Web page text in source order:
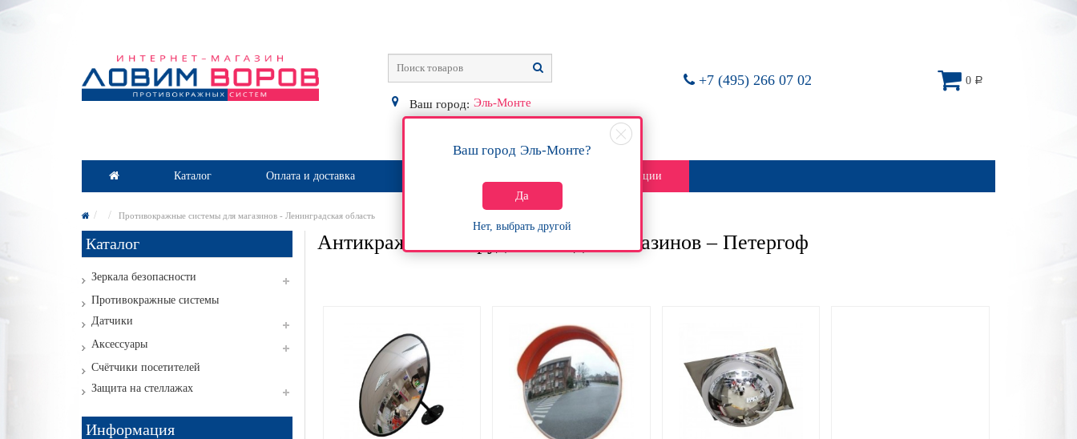
+7 (495) 266 07 02
Ваш город: Эль-Монте
Ваш город Эль-Монте?
Да
Нет, выбрать другой
0 Р
Каталог Оплата и доставка Акции
Противокражные системы для магазинов - Ленинградская область
Каталог
Зеркала безопасности
Противокражные системы
Датчики
Аксессуары
Счётчики посетителей
Защита на стеллажах
Информация
Антикражное оборудование для магазинов – Петергоф